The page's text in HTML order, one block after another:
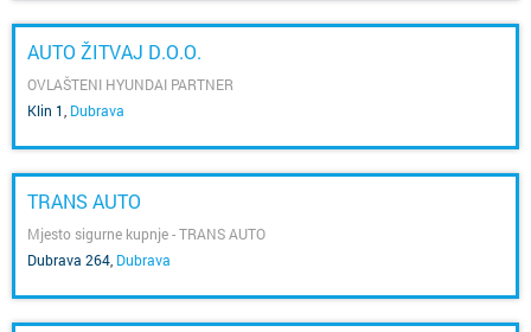
AUTO ŽITVAJ D.O.O.
OVLAŠTENI HYUNDAI PARTNER
Klin 1 Dubrava
TRANS AUTO
Mjesto sigurne kupnje - TRANS AUTO
Dubrava 264 Dubrava